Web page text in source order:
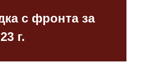
с фронта за
г.